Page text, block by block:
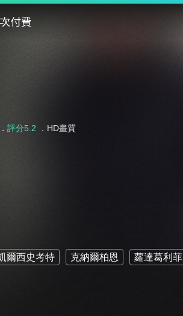
付費
． 評分5.2 ．HD畫質
爾西史考特 克納爾柏恩 蘿達葛利菲